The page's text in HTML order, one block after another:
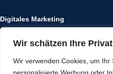
Wir schätzen Ihre
Wir verwenden Cookies, um Ihr
Digitales Marketing
Wir im Internet